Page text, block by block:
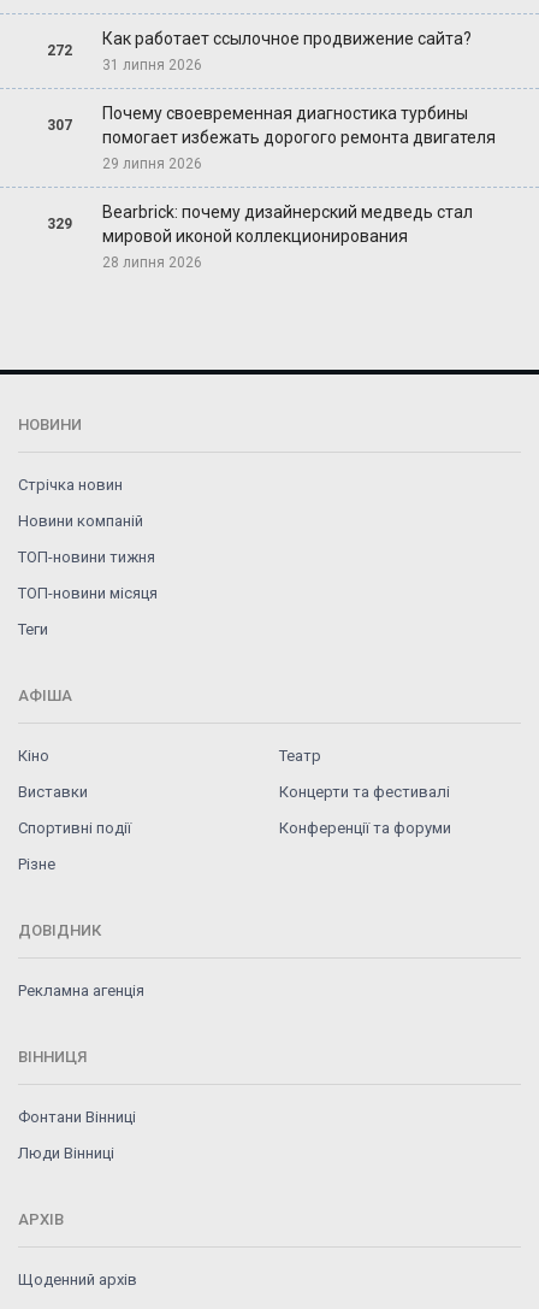
272
Как работает ссылочное продвижение сайта?
31 липня 2026
307
Почему своевременная диагностика турбины
помогает избежать дорогого ремонта двигателя
29 липня 2026
329
Bearbrick: почему дизайнерский медведь стал
мировой иконой коллекционирования
28 липня 2026
НОВИНИ
Стрічка новин
Новини компаній
ТОП-новини тижня
ТОП-новини місяця
Теги
АФІША
Кіно
Театр
Виставки
Концерти та фестивалі
Спортивні події
Конференції та форуми
Різне
ДОВІДНИК
Рекламна агенція
ВІННИЦЯ
Фонтани Вінниці
Люди Вінниці
АРХІВ
Щоденний архів